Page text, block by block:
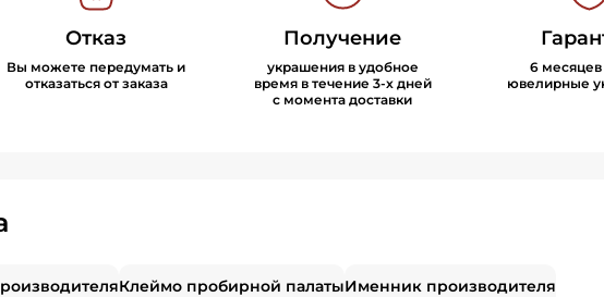
Отказ
Вы можете передумать и
отказаться от заказа
Получение
украшения в удобное
время в течение 3-х дней
с момента доставки
6 месяцев
ювелирные
Клеймо пробирной палатыИменник производителя